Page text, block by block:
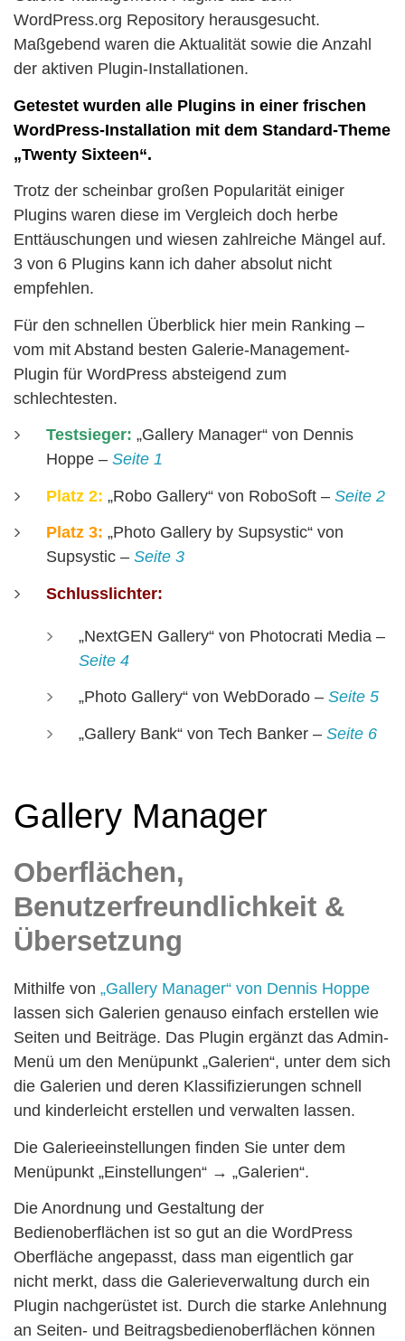
WordPress.org Repository herausgesucht.
Maßgebend waren die Aktualität sowie die Anzahl
der aktiven Plugin-Installationen.
Getestet wurden alle Plugins in einer frischen
WordPress-Installation mit dem Standard-Theme
„Twenty Sixteen“.
Trotz der scheinbar großen Popularität einiger
Plugins waren diese im Vergleich doch herbe
Enttäuschungen und wiesen zahlreiche Mängel auf.
3 von 6 Plugins kann ich daher absolut nicht
empfehlen.
Für den schnellen Überblick hier mein Ranking –
vom mit Abstand besten Galerie-Management-
Plugin für WordPress absteigend zum
schlechtesten.
Testsieger: „Gallery Manager“ von Dennis
Hoppe – Seite 1
Platz 2: „Robo Gallery“ von RoboSoft – Seite 2
Platz 3: „Photo Gallery by Supsystic“ von
Supsystic – Seite 3
Schlusslichter:
„NextGEN Gallery“ von Photocrati Media –
Seite 4
„Photo Gallery“ von WebDorado – Seite 5
„Gallery Bank“ von Tech Banker – Seite 6
Gallery Manager
Oberflächen,
Benutzerfreundlichkeit &
Übersetzung
Mithilfe von „Gallery Manager“ von Dennis Hoppe
lassen sich Galerien genauso einfach erstellen wie
Seiten und Beiträge. Das Plugin ergänzt das Admin-
Menü um den Menüpunkt „Galerien“, unter dem sich
die Galerien und deren Klassifizierungen schnell
und kinderleicht erstellen und verwalten lassen.
Die Galerieeinstellungen finden Sie unter dem
Menüpunkt „Einstellungen“ → „Galerien“.
Die Anordnung und Gestaltung der
Bedienoberflächen ist so gut an die WordPress
Oberfläche angepasst, dass man eigentlich gar
nicht merkt, dass die Galerieverwaltung durch ein
Plugin nachgerüstet ist. Durch die starke Anlehnung
an Seiten- und Beitragsbedienoberflächen können